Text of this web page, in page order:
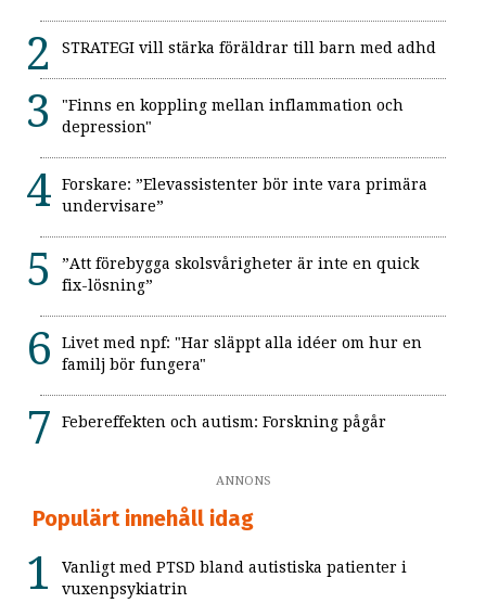
STRATEGI vill stärka föräldrar till barn med adhd
"Finns en koppling mellan inflammation och
depression"
Forskare: ”Elevassistenter bör inte vara primära
undervisare”
”Att förebygga skolsvårigheter är inte en quick
fix-lösning”
Livet med npf: "Har släppt alla idéer om hur en
familj bör fungera"
Febereffekten och autism: Forskning pågår
ANNONS
Populärt innehåll idag
Vanligt med PTSD bland autistiska patienter i
vuxenpsykiatrin